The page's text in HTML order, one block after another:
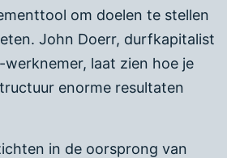
om doelen te stellen
John Doerr, durfkapitalist
laat zien hoe je
enorme resultaten
in de oorsprong van